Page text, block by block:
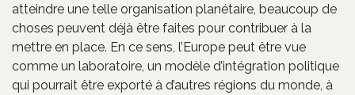
atteindre une telle organisation planétaire, beaucoup de
choses peuvent déjà être faites pour contribuer à la
mettre en place. En ce sens, l’Europe peut être vue
comme un laboratoire, un modèle d’intégration politique
qui pourrait être exporté à d’autres régions du monde, à